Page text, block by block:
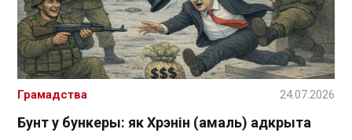
Бунт у бункеры: як Хрэнін (амаль) адкрыта
Грамадства 24.07.2026